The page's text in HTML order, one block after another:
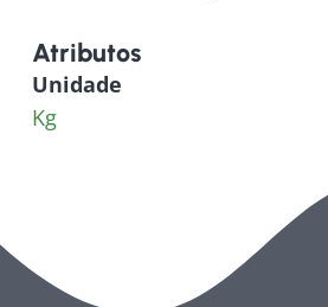
Atributos
Unidade
Kg